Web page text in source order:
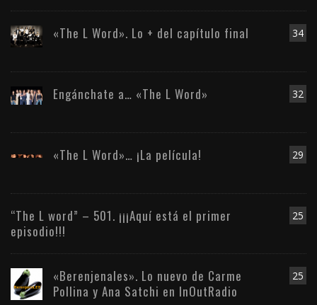
34
«The L Word». Lo + del capítulo final
32
Engánchate a… «The L Word»
29
«The L Word»… ¡La película!
25
“The L word” – 501. ¡¡¡Aquí está el primer
episodio!!!
25
«Berenjenales». Lo nuevo de Carme
Pollina y Ana Satchi en InOutRadio